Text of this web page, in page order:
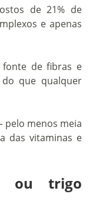
de 21% de
e apenas
fonte de fibras e
que qualquer
pelo menos meia
das vitaminas e
ou trigo